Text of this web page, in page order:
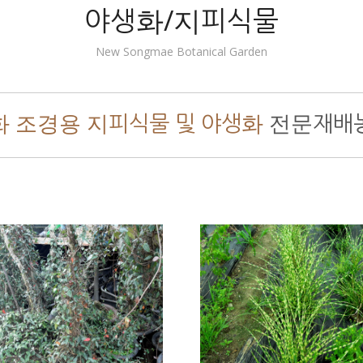
야생화/지피식물
New Songmae Botanical Garden
조경용 지피식물 및 야생화 전문재배